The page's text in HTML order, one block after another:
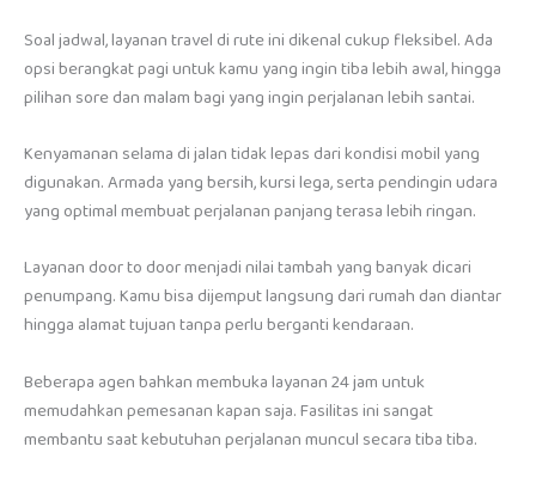
Soal jadwal, layanan travel di rute ini dikenal cukup fleksibel. Ada
opsi berangkat pagi untuk kamu yang ingin tiba lebih awal, hingga
pilihan sore dan malam bagi yang ingin perjalanan lebih santai.
Kenyamanan selama di jalan tidak lepas dari kondisi mobil yang
digunakan. Armada yang bersih, kursi lega, serta pendingin udara
yang optimal membuat perjalanan panjang terasa lebih ringan.
Layanan door to door menjadi nilai tambah yang banyak dicari
penumpang. Kamu bisa dijemput langsung dari rumah dan diantar
hingga alamat tujuan tanpa perlu berganti kendaraan.
Beberapa agen bahkan membuka layanan 24 jam untuk
memudahkan pemesanan kapan saja. Fasilitas ini sangat
membantu saat kebutuhan perjalanan muncul secara tiba tiba.